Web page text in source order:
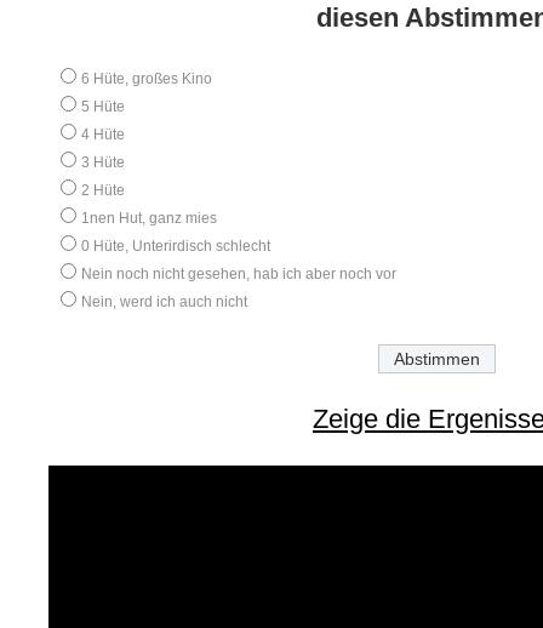
diesen
6 Hüte, großes Kino
5 Hüte
4 Hüte
3 Hüte
2 Hüte
1nen Hut, ganz mies
0 Hüte, Unterirdisch schlecht
Nein noch nicht gesehen, hab ich aber noch vor
Nein, werd ich auch nicht
Zeige die